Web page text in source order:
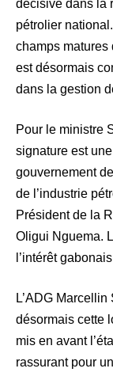
décisive dans la
pétrolier
champs matures
est désormais
dans la gestion
Pour le ministre
signature est
gouvernement
de l’industrie
Président de la
Oligui Nguema.
l’intérêt
L’ADG
désormais cette
mis en avant
rassurant pour